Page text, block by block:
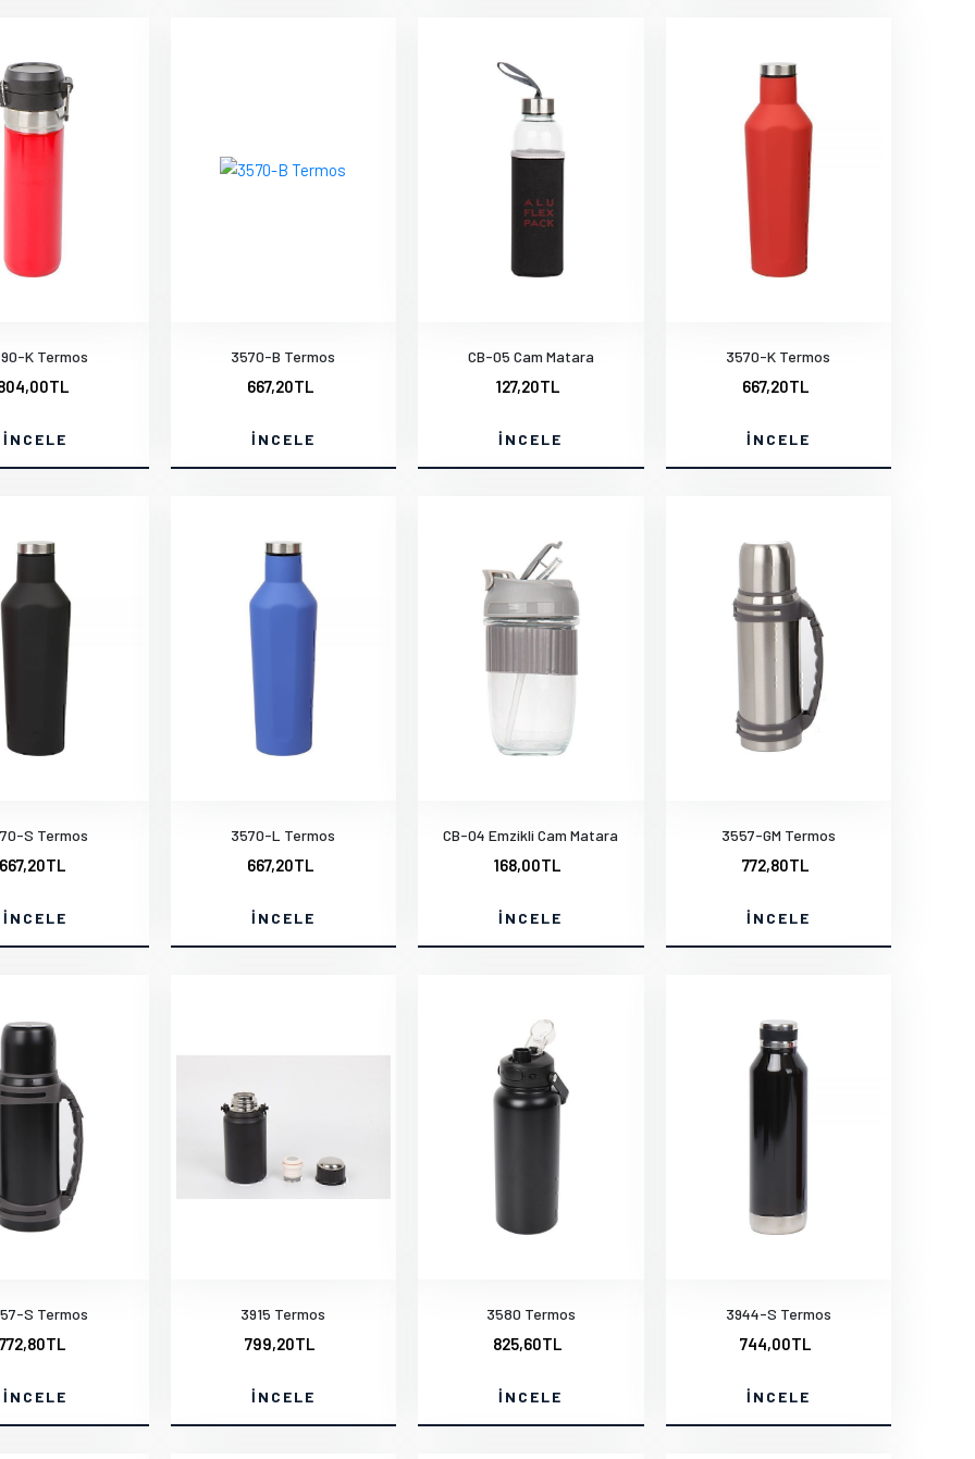
K Termos
İNCELE
3570-B Termos
667,20TL
İNCELE
CB-05 Cam Matara
127,20TL
İNCELE
3570-K Termos
667,20TL
İNCELE
S Termos
667,20TL
İNCELE
3570-L Termos
667,20TL
İNCELE
CB-04 Emzikli Cam Matara
168,00TL
İNCELE
3557-GM Termos
772,80TL
İNCELE
S Termos
772,80TL
İNCELE
3915 Termos
799,20TL
İNCELE
3580 Termos
825,60TL
İNCELE
3944-S Termos
744,00TL
İNCELE